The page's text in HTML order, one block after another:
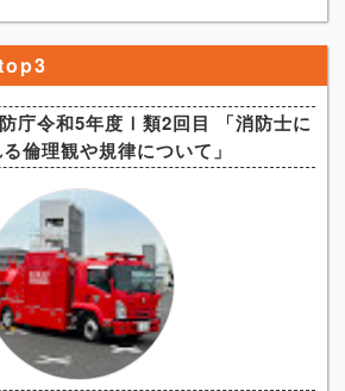
防庁令和5年度Ⅰ類2回目 「消防士に
倫理観や規律について」